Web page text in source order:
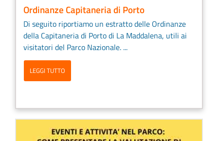
Ordinanze Capitaneria di Porto
Di seguito riportiamo un estratto delle Ordinanze
della Capitaneria di Porto di La Maddalena, utili ai
visitatori del Parco Nazionale. ...
LEGGI TUTTO